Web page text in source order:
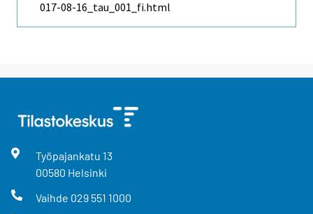
017-08-16_tau_001_fi.html
Työpajankatu 13
00580 Helsinki
Vaihde 029 551 1000